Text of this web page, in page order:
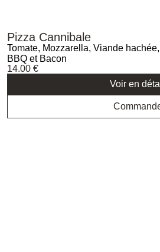
Pizza Cannibale
Tomate, Mozzarella, Viande
BBQ et Bacon
14.00 €
Voir en